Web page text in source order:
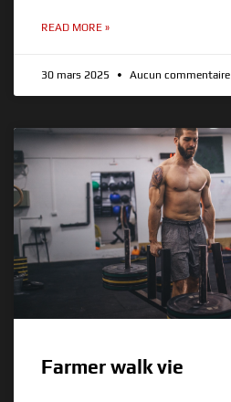
READ MORE »
30 mars 2025 Aucun commentaire
Farmer walk vie